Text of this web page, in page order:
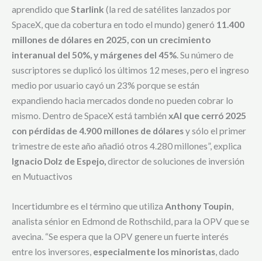
aprendido queStarlink (la red de satélites lanzados por
SpaceX, que da cobertura en todo el mundo) generó 11.400
millones de dólares en 2025, con un crecimiento
interanual del 50%, y márgenes del 45%. Su número de
suscriptores se duplicó los últimos 12 meses, pero el ingreso
medio por usuario cayó un 23% porque se están
expandiendo hacia mercados donde no pueden cobrar lo
mismo. Dentro de SpaceX está también xAI que cerró 2025
con pérdidas de 4.900 millones de dólaresy sólo el primer
trimestre de este año añadió otros 4.280 millones”, explica
Ignacio Dolz de Espejo,director de soluciones de inversión
en Mutuactivos
Incertidumbre es el término que utiliza Anthony Toupin,
analista sénior en Edmond de Rothschild, para la OPV que se
avecina. “Se espera que la OPV genere un fuerte interés
entre los inversores, especialmente los minoristas, dado